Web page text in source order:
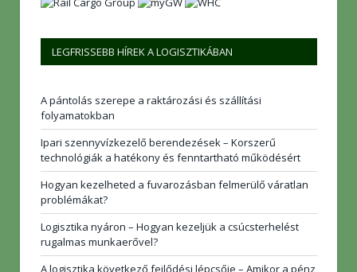
LEGFRISSEBB HÍREK A LOGISZTIKÁBAN
A pántolás szerepe a raktározási és szállítási
folyamatokban
Ipari szennyvízkezelő berendezések – Korszerű
technológiák a hatékony és fenntartható működésért
Hogyan kezelheted a fuvarozásban felmerülő váratlan
problémákat?
Logisztika nyáron – Hogyan kezeljük a csúcsterhelést
rugalmas munkaerővel?
A logisztika következő fejlődési lépcsője – Amikor a pénz